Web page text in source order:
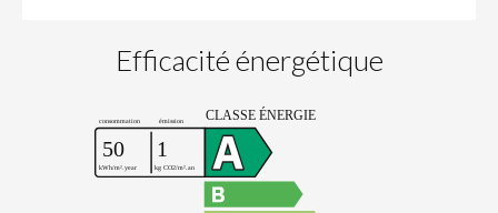
Efficacité énergétique